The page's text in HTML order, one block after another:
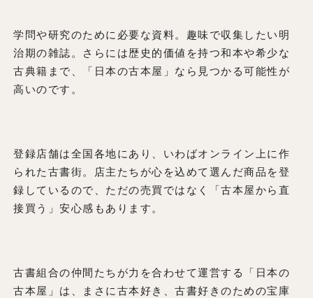
学問や研究のために必要な資料。趣味で収集したい明
治期の雑誌。さらには歴史的価値を持つ和本や希少な
古典籍まで、「日本の古本屋」なら見つかる可能性が
高いのです。
登録店舗は全国各地にあり、いわばオンライン上に作
られた古書街。店主たちが心を込めて選んだ商品を登
録しているので、ただの売買ではなく「古本屋から直
接買う」安心感もあります。
古書組合の仲間たちが力を合わせて運営する「日本の
古本屋」は、まさに古本好き、古書好きのための宝庫